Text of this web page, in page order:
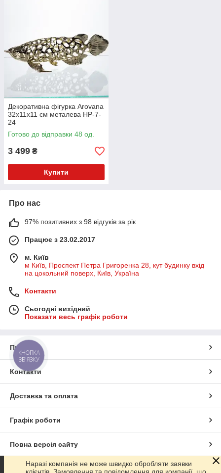
Декоративна фігурка Arovana
32х11х11 см металева HP-7-
24
Готово до відправки 48 од.
3 499 ₴
Купити
Про нас
97% позитивних з 98 відгуків за рік
Працює з 23.02.2017
м. Київ
м Київ, Проспект Петра Григоренка 28, кут будинку вхід
на цокольний поверх, Київ, Україна
Контакти
Сьогодні вихідний
Показати весь графік роботи
Про нас
Контакти
Доставка та оплата
Графік роботи
Повна версія сайту
Сайт створено на маркетплейсіProm.ua
Наразі компанія не може швидко обробляти заявки
КНОПКА
ЗВ'ЯЗКУ